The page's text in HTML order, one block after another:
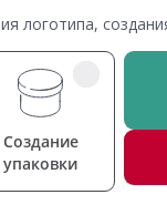
логотипа,
Создание
упаковки